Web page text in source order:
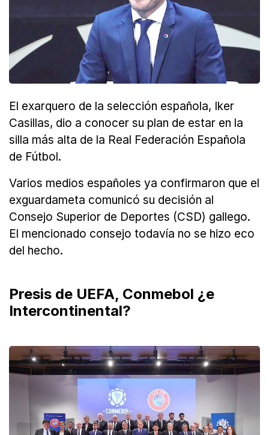
El exarquero de la selección española, Iker
Casillas, dio a conocer su plan de estar en la
silla más alta de la Real Federación Española
de Fútbol.
Varios medios españoles ya confirmaron que el
exguardameta comunicó su decisión al
Consejo Superior de Deportes (CSD) gallego.
El mencionado consejo todavía no se hizo eco
del hecho.
Presis de UEFA, Conmebol ¿e
Intercontinental?